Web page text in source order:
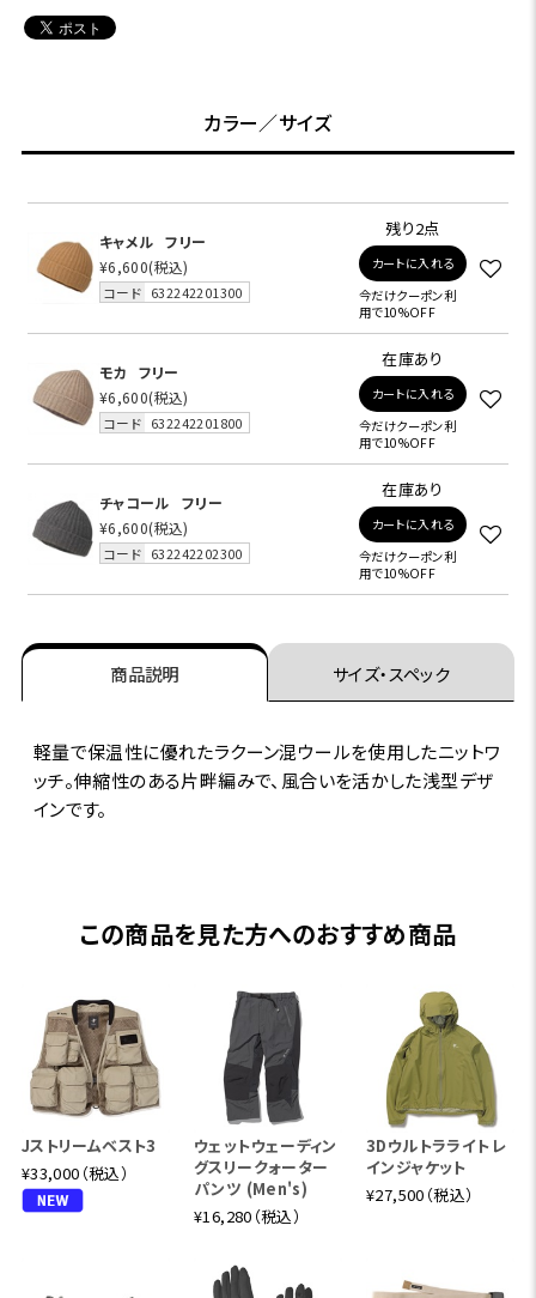
カラー／サイズ
キャメル
フリー
¥6,600(税込)
コード 632242201300
残り2点
カートに入れる
今だけクーポン利
用で10%OFF
モカ
フリー
¥6,600(税込)
コード 632242201800
在庫あり
カートに入れる
今だけクーポン利
用で10%OFF
チャコール
フリー
¥6,600(税込)
コード 632242202300
在庫あり
カートに入れる
今だけクーポン利
用で10%OFF
商品説明 サイズ・スペック
軽量で保温性に優れたラクーン混ウールを使用したニットワ
ッチ。伸縮性のある片畔編みで、風合いを活かした浅型デザ
インです。
この商品を見た方へのおすすめ商品
Jストリームベスト3
¥33,000（税込）
ウェットウェーディン
グスリークォーター
パンツ (Men's)
¥16,280（税込）
3Dウルトラライトレ
インジャケット
¥27,500（税込）